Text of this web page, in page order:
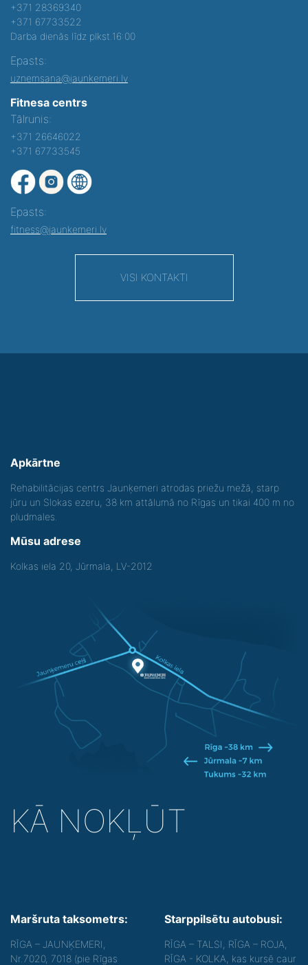
+371 28369340
+371 67733522
Darba dienās līdz plkst.16:00
Epasts:
uznemsana@jaunkemeri.lv
Fitnesa centrs
Tālrunis:
+371 26646022
+371 67733545
Epasts:
fitness@jaunkemeri.lv
VISI KONTAKTI
Apkārtne
Rehabilitācijas centrs Jaunķemeri atrodas priežu mežā, starp
jūru un Slokas ezeru, 38 km attālumā no Rīgas un tikai 400 m no
pludmales.
Mūsu adrese
Kolkas iela 20, Jūrmala, LV-2012
KĀ NOKĻŪT
Maršruta taksometrs:
RĪGA – JAUNĶEMERI,
Nr.7020, 7018 (pie Rīgas
Starppilsētu autobusi:
RĪGA – TALSI, RĪGA – ROJA,
RĪGA - KOLKA, kas kursē caur